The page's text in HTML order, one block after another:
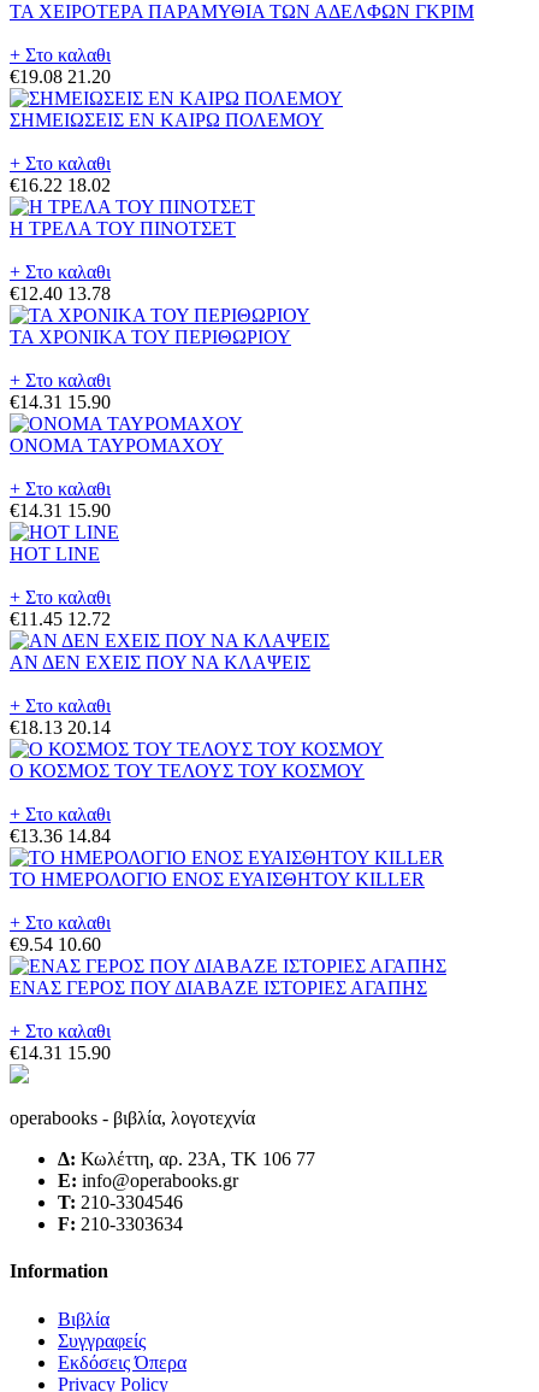
ΤΑ ΧΕΙΡΟΤΕΡΑ ΠΑΡΑΜΥΘΙΑ ΤΩΝ ΑΔΕΛΦΩΝ ΓΚΡΙΜ
+ Στο καλαθι
€19.08 21.20
ΣΗΜΕΙΩΣΕΙΣ ΕΝ ΚΑΙΡΩ ΠΟΛΕΜΟΥ
+ Στο καλαθι
€16.22 18.02
Η ΤΡΕΛΑ ΤΟΥ ΠΙΝΟΤΣΕΤ
+ Στο καλαθι
€12.40 13.78
ΤΑ ΧΡΟΝΙΚΑ ΤΟΥ ΠΕΡΙΘΩΡΙΟΥ
+ Στο καλαθι
€14.31 15.90
ΟΝΟΜΑ ΤΑΥΡΟΜΑΧΟΥ
+ Στο καλαθι
€14.31 15.90
HOT LINE
+ Στο καλαθι
€11.45 12.72
ΑΝ ΔΕΝ ΕΧΕΙΣ ΠΟΥ ΝΑ ΚΛΑΨΕΙΣ
+ Στο καλαθι
€18.13 20.14
Ο ΚΟΣΜΟΣ ΤΟΥ ΤΕΛΟΥΣ ΤΟΥ ΚΟΣΜΟΥ
+ Στο καλαθι
€13.36 14.84
ΤΟ ΗΜΕΡΟΛΟΓΙΟ ΕΝΟΣ ΕΥΑΙΣΘΗΤΟΥ KILLER
+ Στο καλαθι
€9.54 10.60
ΕΝΑΣ ΓΕΡΟΣ ΠΟΥ ΔΙΑΒΑΖΕ ΙΣΤΟΡΙΕΣ ΑΓΑΠΗΣ
+ Στο καλαθι
€14.31 15.90
operabooks - βιβλία, λογοτεχνία
Δ: Κωλέττη, αρ. 23Α, ΤΚ 106 77
E: info@operabooks.gr
Τ: 210-3304546
F: 210-3303634
Information
Βιβλία
Συγγραφείς
Εκδόσεις Όπερα
Privacy Policy